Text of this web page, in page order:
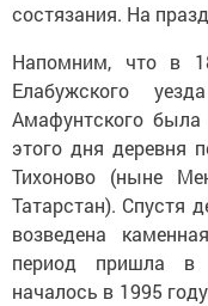
состязания. На
Напомним, что в
Елабужского
Амафунтского
этого дня деревня
Тихоново (ныне
Татарстан). Спустя
возведена
период пришла в
началось в 1995